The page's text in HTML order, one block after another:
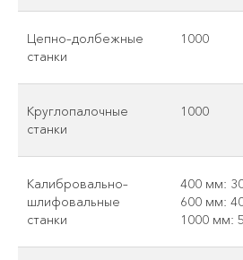
Цепно–долбежные
станки
1000
Круглопалочные
станки
1000
Калибровально–
шлифовальные
станки
400 мм:
600 мм:
1000 мм: